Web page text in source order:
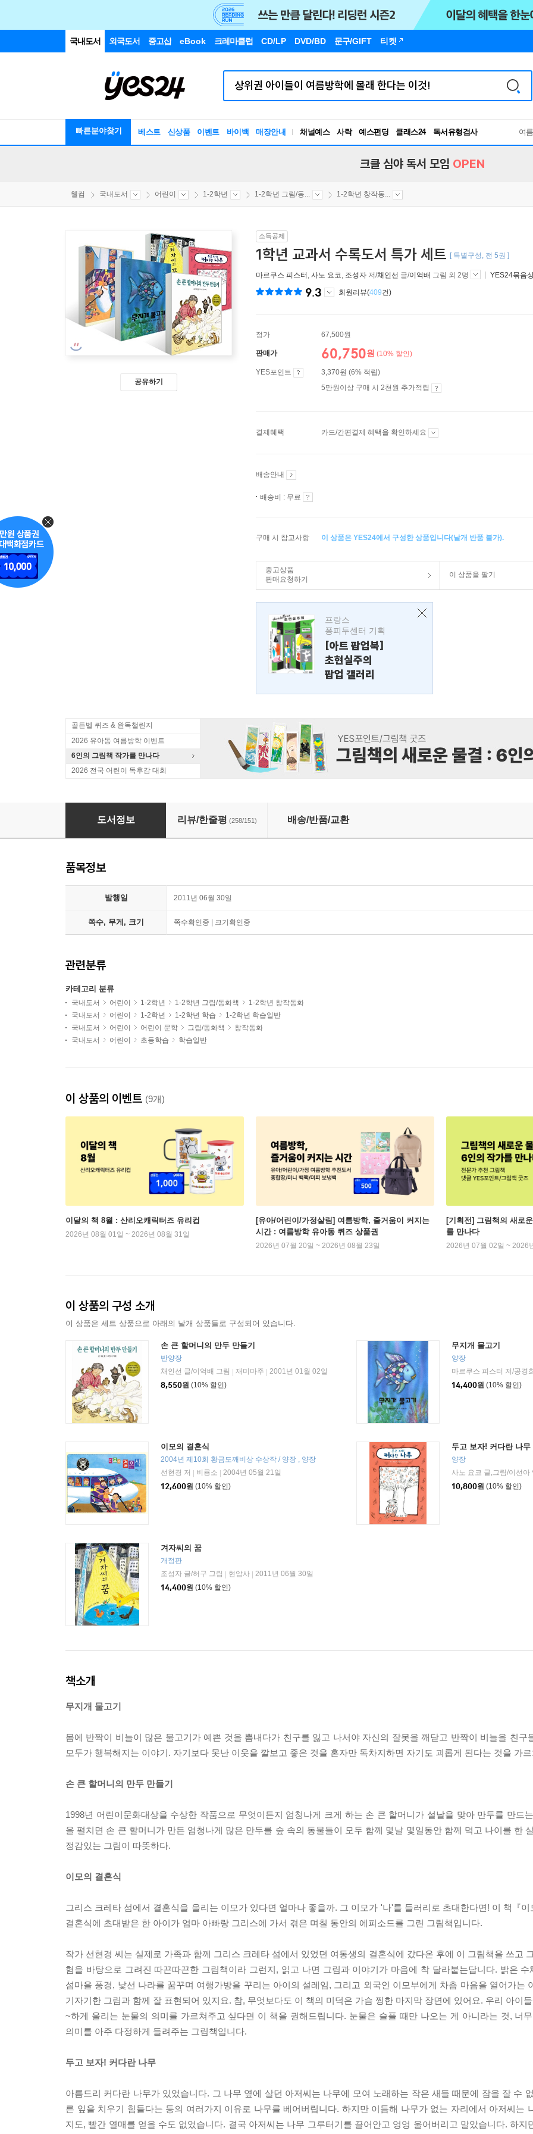
국내도서 외국도서 중고샵 eBook 크레마클럽 CD/LP DVD/BD 문구/GIFT 티켓
빠른분야찾기 베스트 신상품 이벤트 바이백 매장안내 채널예스 사락 예스펀딩 클래스24
독서유형검사
RBTI Lab
여
크클 심야 독서 모임 OPEN
웰컴 국내도서 어린이 1-2학년 1-2학년 그림/동... 1-2학년 창작동...
공유하기
소득공제
1학년 교과서 수록도서 특가 세트 [ 특별구성, 전 5권 ]
마르쿠스 피스터 , 사노 요코, 조성자 저/채인선 글/이억배 그림 외 2명 YES24묶음
9.3 회원리뷰(409건)
정가 67,500원
판매가 60,750원 (10% 할인)
YES포인트
3,370원 (6% 적립)
5만원이상 구매 시 2천원 추가적립
결제혜택 카드/간편결제 혜택을 확인하세요
배송안내
배송비 : 무료
구매 시 참고사항 이 상품은 YES24에서 구성한 상품입니다(낱개 반품 불가).
중고상품
판매요청하기
이 상품을 팔기
프랑스
퐁피두센터 기획
[아트 팝업북]
초현실주의
팝업 갤러리
골든벨 퀴즈 & 완독챌린지
2026 유아동 여름방학 이벤트
6인의 그림책 작가를 만나다
2026 전국 어린이 독후감 대회
1학년 교과서 수록도서 특가 세트
도서정보 리뷰/한줄평 (258/151) 배송/반품/교환
품목정보
발행일 2011년 06월 30일
쪽수, 무게, 크기 쪽수확인중 | 크기확인중
관련분류
카테고리 분류
국내도서 어린이 1-2학년 1-2학년 그림/동화책
1-2학년 창작동화
국내도서
어린이 1-2학년 1-2학년 학습
1-2학년 학습일반
국내도서
어린이 어린이 문학 그림/동화책
창작동화
국내도서
어린이 초등학습 학습일반
이 상품의 이벤트 (9개)
이달의 책 8월 : 산리오캐릭터즈 유리컵
2026년 08월 01일 ~ 2026년 08월 31일
[유아/어린이/가정살림] 여름방학, 줄거움이 커지는
시간 : 여름방학 유아동 퀴즈 상품권
2026년 07월 20일 ~ 2026년 08월 23일
[기획전] 그림책의 새로
를 만나다
2026년 07월 02일 ~ 2026
이 상품의 구성 소개
이 상품은 세트 상품으로 아래의 낱개 상품들로 구성되어 있습니다.
손 큰 할머니의 만두 만들기
반양장
채인선 글/이억배 그림
재미마주
2001년 01월 02일
8,550원 (10% 할인)
무지개 물고기
양장
마르쿠스 피스터 저/공경
14,400원 (10% 할인)
이모의 결혼식
2004년 제10회 황금도깨비상 수상작 / 양장 , 양장
선현경 저
비룡소
2004년 05월 21일
12,600원 (10% 할인)
두고 보자! 커다란 나무
양장
사노 요코 글,그림/이선아
10,800원 (10% 할인)
겨자씨의 꿈
개정판
조성자 글/허구 그림
현암사
2011년 06월 30일
14,400원 (10% 할인)
책소개
무지개 물고기
몸에 반짝이 비늘이 많은 물고기가 예쁜 것을 뽐내다가 친구를 잃고 나서야 자신의 잘못을 깨닫고 반짝이 비늘을 친구
모두가 행복해지는 이야기. 자기보다 못난 이웃을 깔보고 좋은 것을 혼자만 독차지하면 자기도 괴롭게 된다는 것을 가
손 큰 할머니의 만두 만들기
1998년 어린이문화대상을 수상한 작품으로 무엇이든지 엄청나게 크게 하는 손 큰 할머니가 설날을 맞아 만두를 만드
을 펼치면 손 큰 할머니가 만든 엄청나게 많은 만두를 숲 속의 동물들이 모두 함께 몇날 몇일동안 함께 먹고 나이를 한
정감있는 그림이 따뜻하다.
이모의 결혼식
그리스 크레타 섬에서 결혼식을 올리는 이모가 있다면 얼마나 좋을까. 그 이모가 '나'를 들러리로 초대한다면! 이 책『
결혼식에 초대받은 한 아이가 엄마 아빠랑 그리스에 가서 겪은 며칠 동안의 에피소드를 그린 그림책입니다.
작가 선현경 씨는 실제로 가족과 함께 그리스 크레타 섬에서 있었던 여동생의 결혼식에 갔다온 후에 이 그림책을 쓰고
험을 바탕으로 그려진 따끈따끈한 그림책이라 그런지, 읽고 나면 그림과 이야기가 마음에 착 달라붙는답니다. 밝은
섬마을 풍경, 낯선 나라를 꿈꾸며 여행가방을 꾸리는 아이의 설레임, 그리고 외국인 이모부에게 차츰 마음을 열어가는
기자기한 그림과 함께 잘 표현되어 있지요. 참, 무엇보다도 이 책의 미덕은 가슴 찡한 마지막 장면에 있어요. 우리 아이
~하게 울리는 눈물의 의미를 가르쳐주고 싶다면 이 책을 권해드립니다. 눈물은 슬플 때만 나오는 게 아니라는 것, 너
의미를 아주 다정하게 들려주는 그림책입니다.
두고 보자! 커다란 나무
아름드리 커다란 나무가 있었습니다. 그 나무 옆에 살던 아저씨는 나무에 모여 노래하는 작은 새들 때문에 잠을 잘 수
른 잎을 치우기 힘들다는 등의 여러가지 이유로 나무를 베어버립니다. 하지만 이듬해 나무가 없는 자리에서 아저씨는
지도, 빨간 열매를 얻을 수도 없었습니다. 결국 아저씨는 나무 그루터기를 끌어안고 엉엉 울어버리고 말았습니다. 하지